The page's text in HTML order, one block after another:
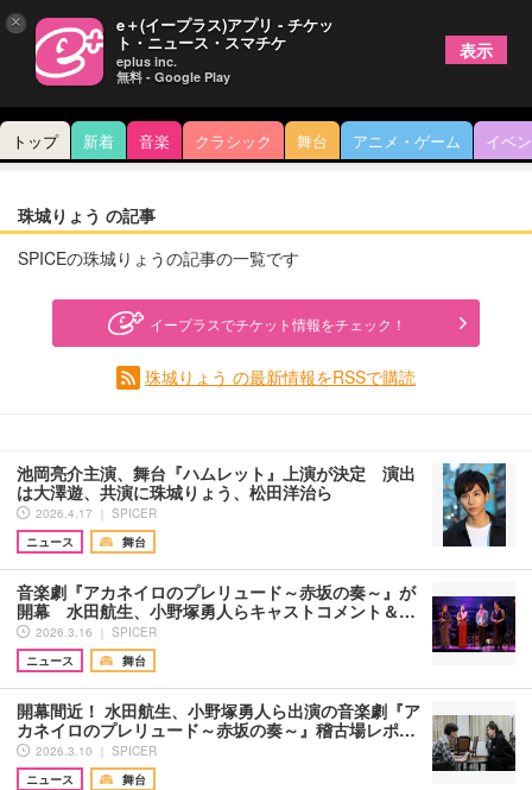
トップ 新着 音楽 クラシック 舞台 アニメ・ゲーム イベ
珠城りょう の記事
SPICEの珠城りょうの記事の一覧です
イープラスでチケット情報をチェック！
珠城りょう の最新情報をRSSで購読
池岡亮介主演、舞台『ハムレット』上演が決定 演出
は大澤遊、共演に珠城りょう、松田洋治ら
2026.4.17 ｜ SPICER
ニュース
舞台
音楽劇『アカネイロのプレリュード～赤坂の奏～』が
開幕 水田航生、小野塚勇人らキャストコメント＆…
2026.3.16 ｜ SPICER
ニュース
舞台
開幕間近！ 水田航生、小野塚勇人ら出演の音楽劇『ア
カネイロのプレリュード～赤坂の奏～』稽古場レポ…
2026.3.10 ｜ SPICER
ニュース
舞台
× e＋(イープラス)アプリ - チケッ
ト・ニュース・スマチケ
eplus inc.
無料 - Google Play
表示